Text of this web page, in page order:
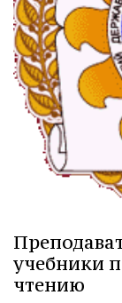
учебники
чтению